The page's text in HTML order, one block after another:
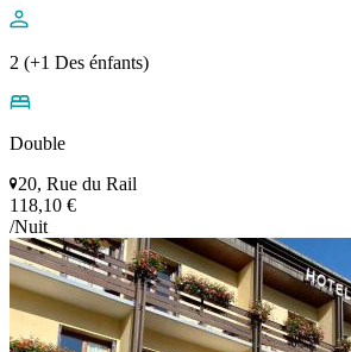
2 (+1 Des énfants)
Double
20, Rue du Rail
118,10 €
/Nuit